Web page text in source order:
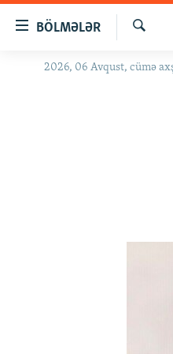
BÖLMƏLƏR
GÜNDƏM
Axtar
2026, 06 Avqust, cümə